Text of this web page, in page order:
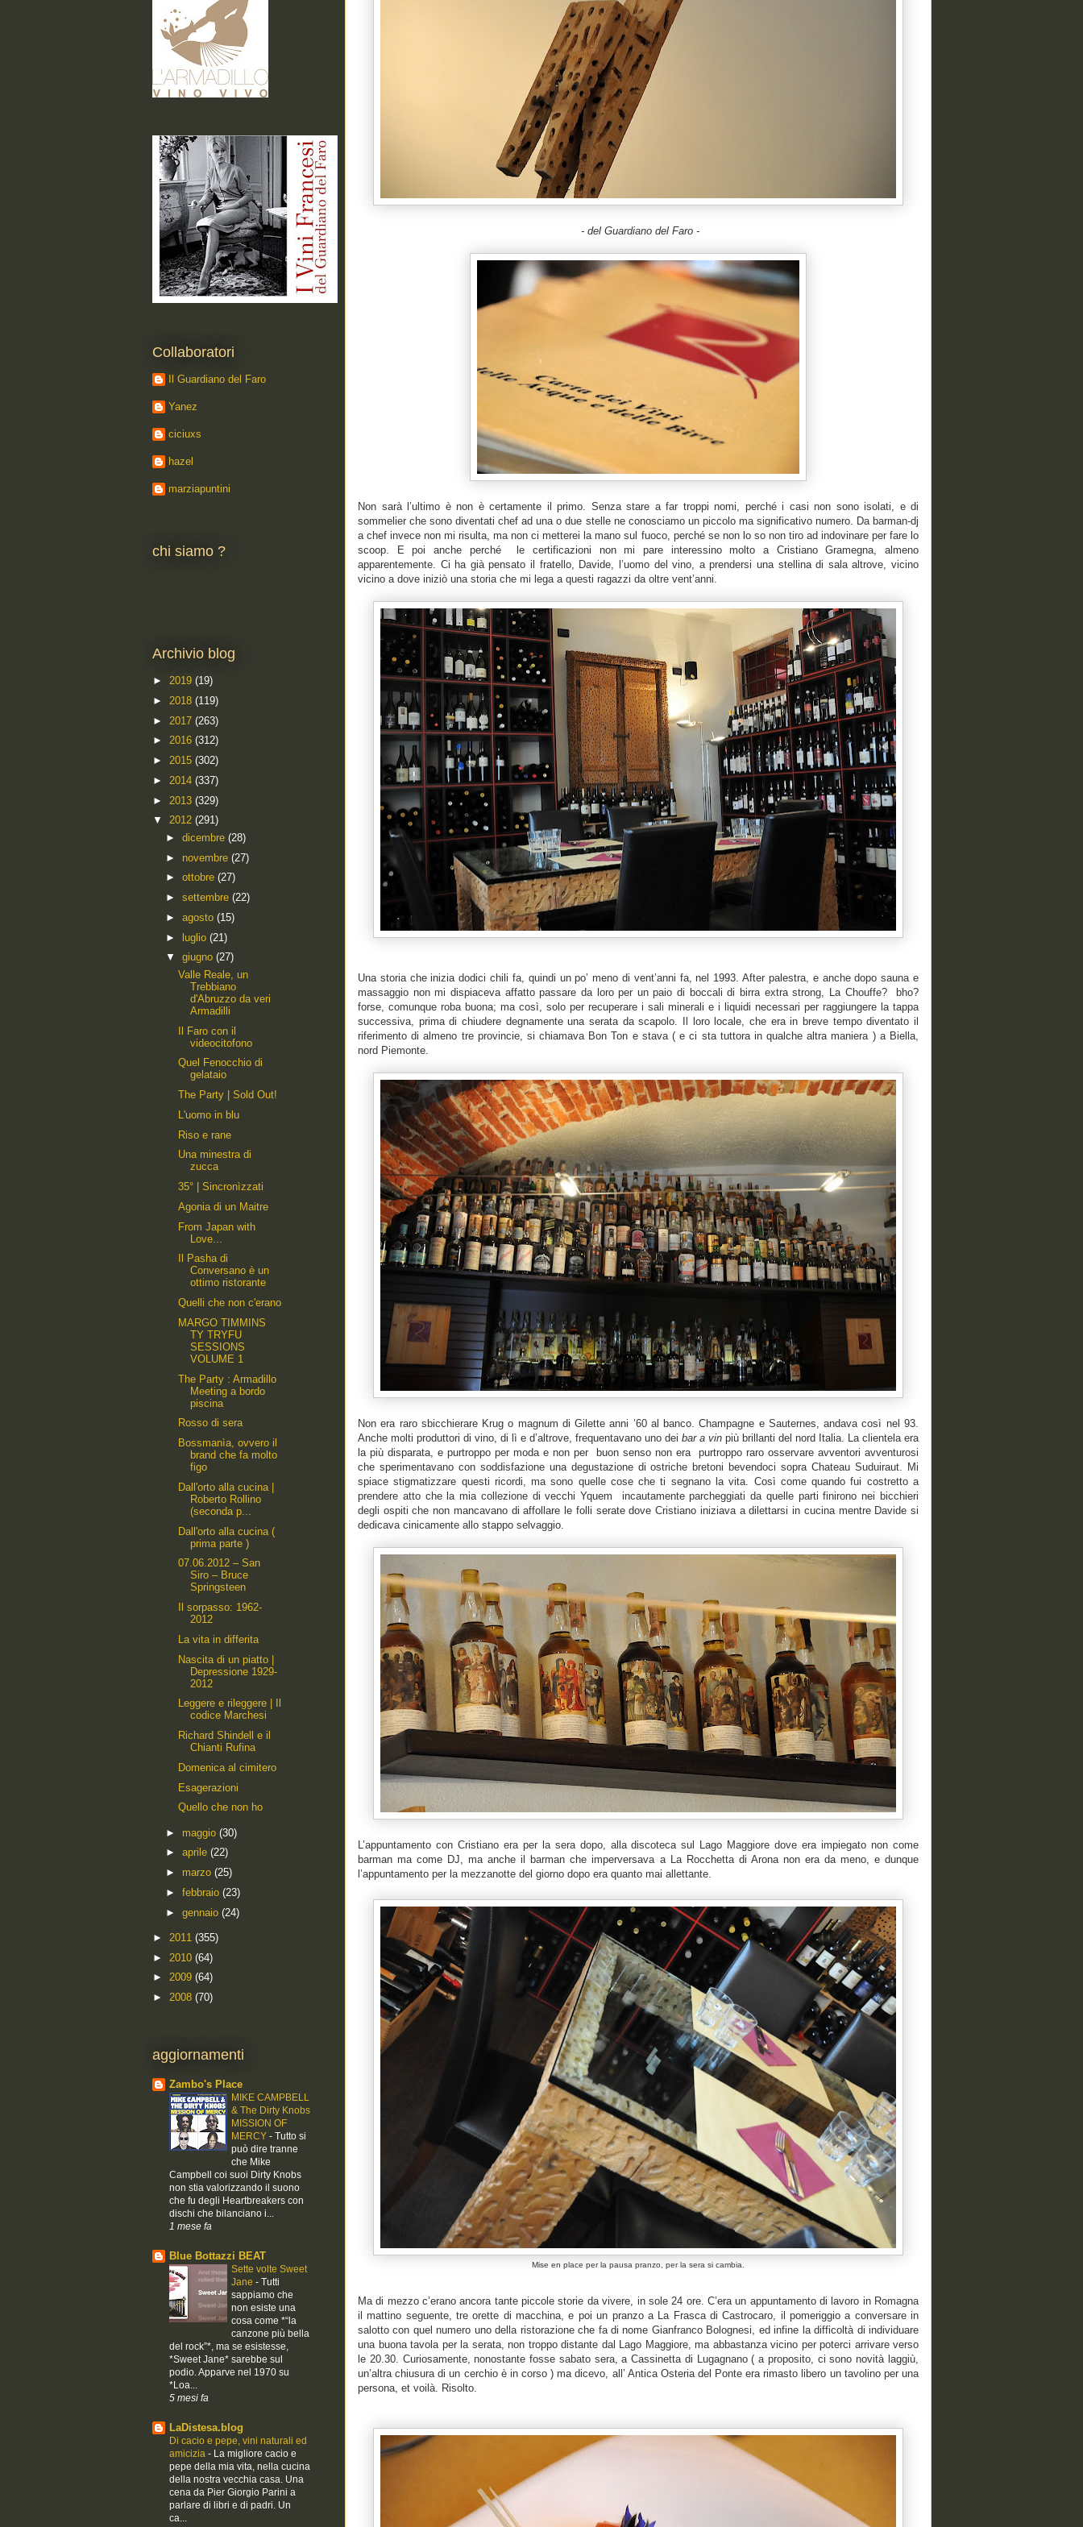
- del Guardiano del Faro -
Non sarà l’ultimo è non è certamente il primo. Senza stare a far troppi nomi, perché i casi non sono isolati, e di
sommelier che sono diventati chef ad una o due stelle ne conosciamo un piccolo ma significativo numero. Da barman-dj
a chef invece non mi risulta, ma non ci metterei la mano sul fuoco, perché se non lo so non tiro ad indovinare per fare lo
scoop. E poi anche perché le certificazioni non mi pare interessino molto a Cristiano Gramegna, almeno
apparentemente. Ci ha già pensato il fratello, Davide, l’uomo del vino, a prendersi una stellina di sala altrove, vicino
vicino a dove iniziò una storia che mi lega a questi ragazzi da oltre vent’anni.
Una storia che inizia dodici chili fa, quindi un po’ meno di vent’anni fa, nel 1993. After palestra, e anche dopo sauna e
massaggio non mi dispiaceva affatto passare da loro per un paio di boccali di birra extra strong, La Chouffe? bho?
forse, comunque roba buona; ma così, solo per recuperare i sali minerali e i liquidi necessari per raggiungere la tappa
successiva, prima di chiudere degnamente una serata da scapolo. Il loro locale, che era in breve tempo diventato il
riferimento di almeno tre provincie, si chiamava Bon Ton e stava ( e ci sta tuttora in qualche altra maniera ) a Biella,
nord Piemonte.
Non era raro sbicchierare Krug o magnum di Gilette anni ’60 al banco. Champagne e Sauternes, andava così nel 93.
Anche molti produttori di vino, di lì e d’altrove, frequentavano uno dei bar a vin più brillanti del nord Italia. La clientela era
la più disparata, e purtroppo per moda e non per buon senso non era purtroppo raro osservare avventori avventurosi
che sperimentavano con soddisfazione una degustazione di ostriche bretoni bevendoci sopra Chateau Suduiraut. Mi
spiace stigmatizzare questi ricordi, ma sono quelle cose che ti segnano la vita. Così come quando fui costretto a
prendere atto che la mia collezione di vecchi Yquem incautamente parcheggiati da quelle parti finirono nei bicchieri
degli ospiti che non mancavano di affollare le folli serate dove Cristiano iniziava a dilettarsi in cucina mentre Davide si
dedicava cinicamente allo stappo selvaggio.
L’appuntamento con Cristiano era per la sera dopo, alla discoteca sul Lago Maggiore dove era impiegato non come
barman ma come DJ, ma anche il barman che imperversava a La Rocchettadi Arona non era da meno, e dunque
l’appuntamento per la mezzanotte del giorno dopo era quanto mai allettante.
Mise en place per la pausa pranzo, per la sera si cambia.
Ma di mezzo c’erano ancora tante piccole storie da vivere, in sole 24 ore. C’era un appuntamento di lavoro in Romagna
il mattino seguente, tre orette di macchina, e poi un pranzo a La Frascadi Castrocaro, il pomeriggio a conversare in
salotto con quel numero uno della ristorazione che fa di nome Gianfranco Bolognesi, ed infine la difficoltà di individuare
una buona tavola per la serata, non troppo distante dal Lago Maggiore, ma abbastanza vicino per poterci arrivare verso
le 20.30. Curiosamente, nonostante fosse sabato sera, a Cassinetta di Lugagnano ( a proposito, ci sono novità laggiù,
un’altra chiusura di un cerchio è in corso ) ma dicevo, all’ Antica Osteria del Ponte era rimasto libero un tavolino per una
persona, et voilà. Risolto.
Collaboratori
Il Guardiano del Faro
Yanez
ciciuxs
hazel
marziapuntini
chi siamo ?
Archivio blog
► 2019 (19)
► 2018 (119)
► 2017 (263)
► 2016 (312)
► 2015 (302)
► 2014 (337)
► 2013 (329)
▼ 2012 (291)
► dicembre (28)
► novembre (27)
► ottobre (27)
► settembre (22)
► agosto (15)
► luglio (21)
▼ giugno (27)
Valle Reale, un
Trebbiano
d'Abruzzo da veri
Armadilli
Il Faro con il
videocitofono
Quel Fenocchio di
gelataio
The Party | Sold Out!
L'uomo in blu
Riso e rane
Una minestra di
zucca
35° | Sincronìzzati
Agonia di un Maitre
From Japan with
Love...
Il Pasha di
Conversano è un
ottimo ristorante
Quelli che non c'erano
MARGO TIMMINS
TY TRYFU
SESSIONS
VOLUME 1
The Party : Armadillo
Meeting a bordo
piscina
Rosso di sera
Bossmanìa, ovvero il
brand che fa molto
figo
Dall'orto alla cucina |
Roberto Rollino
(seconda p...
Dall'orto alla cucina (
prima parte )
07.06.2012 – San
Siro – Bruce
Springsteen
Il sorpasso: 1962-
2012
La vita in differita
Nascita di un piatto |
Depressione 1929-
2012
Leggere e rileggere | Il
codice Marchesi
Richard Shindell e il
Chianti Rufina
Domenica al cimitero
Esagerazioni
Quello che non ho
► maggio (30)
► aprile (22)
► marzo (25)
► febbraio (23)
► gennaio (24)
► 2011 (355)
► 2010 (64)
► 2009 (64)
► 2008 (70)
aggiornamenti
Zambo's Place
MIKE CAMPBELL
& The Dirty Knobs
MISSION OF
MERCY - Tutto si
può dire tranne
che Mike
Campbell coi suoi Dirty Knobs
non stia valorizzando il suono
che fu degli Heartbreakers con
dischi che bilanciano i...
1 mese fa
Blue Bottazzi BEAT
Sette volte Sweet
Jane - Tutti
sappiamo che
non esiste una
cosa come *“la
canzone più bella
del rock”*, ma se esistesse,
*Sweet Jane* sarebbe sul
podio. Apparve nel 1970 su
*Loa...
5 mesi fa
LaDistesa.blog
Di cacio e pepe, vini naturali ed
amicizia - La migliore cacio e
pepe della mia vita, nella cucina
della nostra vecchia casa. Una
cena da Pier Giorgio Parini a
parlare di libri e di padri. Un
ca...